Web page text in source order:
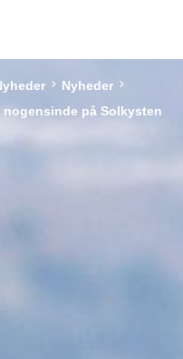
Nyheder
nogensinde på Solkysten